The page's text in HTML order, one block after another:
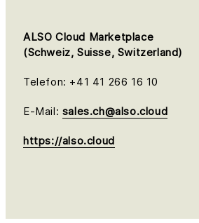
ALSO Cloud Marketplace
(Schweiz, Suisse, Switzerland)
Telefon: +41 41 266 16 10
E-Mail: sales.ch@also.cloud
https://also.cloud